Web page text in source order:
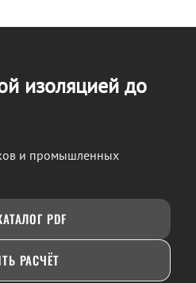
изоляцией до
и промышленных
PDF
РАСЧЁТ